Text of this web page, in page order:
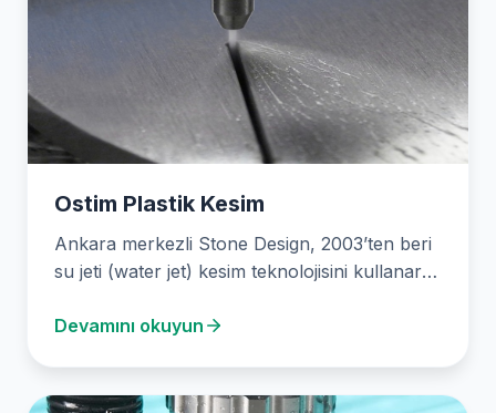
Ostim Plastik Kesim
Ankara merkezli Stone Design, 2003’ten beri
su jeti (water jet) kesim teknolojisini kullanarak
Devamını okuyun